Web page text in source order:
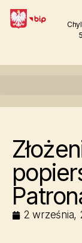
2 września,